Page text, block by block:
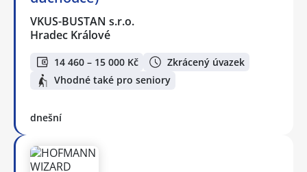
VKUS-BUSTAN s.r.o.
Hradec Králové
14 460 – 15 000 Kč
Zkrácený úvazek
Vhodné také pro seniory
dnešní